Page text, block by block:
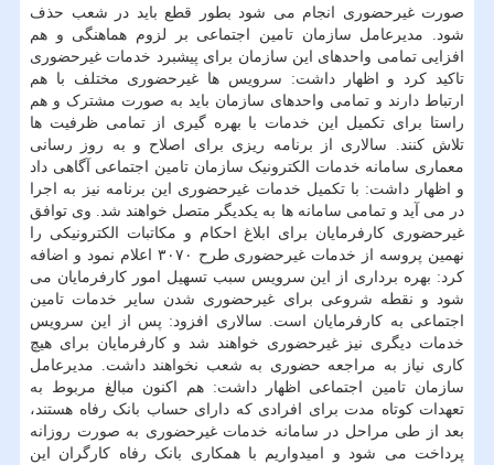
صورت غیرحضوری انجام می شود بطور قطع باید در شعب حذف
شود. مدیرعامل سازمان تامین اجتماعی بر لزوم هماهنگی و هم
افزایی تمامی واحدهای این سازمان برای پیشبرد خدمات غیرحضوری
تاکید کرد و اظهار داشت: سرویس ها غیرحضوری مختلف با هم
ارتباط دارند و تمامی واحدهای سازمان باید به صورت مشترک و هم
راستا برای تکمیل این خدمات با بهره گیری از تمامی ظرفیت ها
تلاش کنند. سالاری از برنامه ریزی برای اصلاح و به روز رسانی
معماری سامانه خدمات الکترونیک سازمان تامین اجتماعی آگاهی داد
و اظهار داشت: با تکمیل خدمات غیرحضوری این برنامه نیز به اجرا
در می آید و تمامی سامانه ها به یکدیگر متصل خواهند شد. وی توافق
غیرحضوری کارفرمایان برای ابلاغ احکام و مکاتبات الکترونیکی را
نهمین پروسه از خدمات غیرحضوری طرح ۳۰۷۰ اعلام نمود و اضافه
کرد: بهره برداری از این سرویس سبب تسهیل امور کارفرمایان می
شود و نقطه شروعی برای غیرحضوری شدن سایر خدمات تامین
اجتماعی به کارفرمایان است. سالاری افزود: پس از این سرویس
خدمات دیگری نیز غیرحضوری خواهند شد و کارفرمایان برای هیچ
کاری نیاز به مراجعه حضوری به شعب نخواهند داشت. مدیرعامل
سازمان تامین اجتماعی اظهار داشت: هم اکنون مبالغ مربوط به
تعهدات کوتاه مدت برای افرادی که دارای حساب بانک رفاه هستند،
بعد از طی مراحل در سامانه خدمات غیرحضوری به صورت روزانه
پرداخت می شود و امیدواریم با همکاری بانک رفاه کارگران این